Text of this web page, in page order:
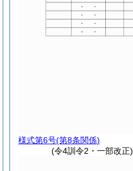
様式第6号(第8条関係)
(令4訓令2・一部改正)